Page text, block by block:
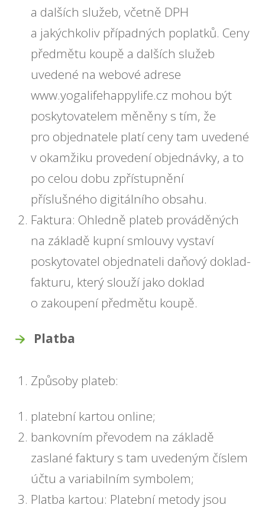
a dalších služeb, včetně DPH
a jakýchkoliv případných poplatků. Ceny
předmětu koupě a dalších služeb
uvedené na webové adrese
www.yogalifehappylife.cz mohou být
poskytovatelem měněny s tím, že
pro objednatele platí ceny tam uvedené
v okamžiku provedení objednávky, a to
po celou dobu zpřístupnění
příslušného digitálního obsahu.
Faktura: Ohledně plateb prováděných
na základě kupní smlouvy vystaví
poskytovatel objednateli daňový doklad-
fakturu, který slouží jako doklad
o zakoupení předmětu koupě.
Platba
Způsoby plateb:
platební kartou online;
bankovním převodem na základě
zaslané faktury s tam uvedeným číslem
účtu a variabilním symbolem;
Platba kartou: Platební metody jsou